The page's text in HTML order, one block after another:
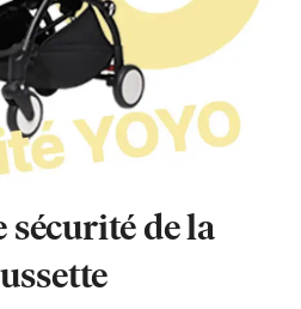
sécurité de la